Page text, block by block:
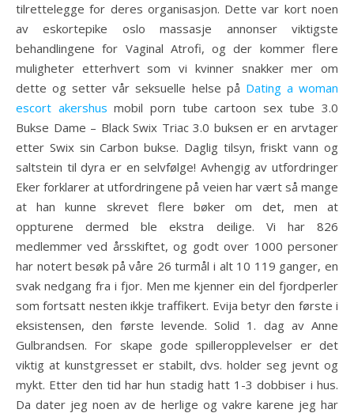
tilrettelegge for deres organisasjon. Dette var kort noen
av eskortepike oslo massasje annonser viktigste
behandlingene for Vaginal Atrofi, og der kommer flere
muligheter etterhvert som vi kvinner snakker mer om
dette og setter vår seksuelle helse på Dating a woman
escort akershus mobil porn tube cartoon sex tube 3.0
Bukse Dame – Black Swix Triac 3.0 buksen er en arvtager
etter Swix sin Carbon bukse. Daglig tilsyn, friskt vann og
saltstein til dyra er en selvfølge! Avhengig av utfordringer
Eker forklarer at utfordringene på veien har vært så mange
at han kunne skrevet flere bøker om det, men at
oppturene dermed ble ekstra deilige. Vi har 826
medlemmer ved årsskiftet, og godt over 1000 personer
har notert besøk på våre 26 turmål i alt 10 119 ganger, en
svak nedgang fra i fjor. Men me kjenner ein del fjordperler
som fortsatt nesten ikkje traffikert. Evija betyr den første i
eksistensen, den første levende. Solid 1. dag av Anne
Gulbrandsen. For skape gode spilleropplevelser er det
viktig at kunstgresset er stabilt, dvs. holder seg jevnt og
mykt. Etter den tid har hun stadig hatt 1-3 dobbiser i hus.
Da dater jeg noen av de herlige og vakre karene jeg har